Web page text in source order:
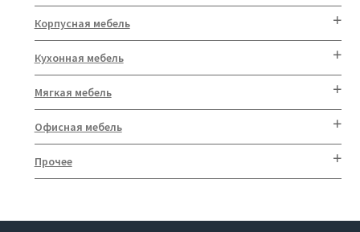
Корпусная мебель
Кухонная мебель
Мягкая мебель
Офисная мебель
Прочее